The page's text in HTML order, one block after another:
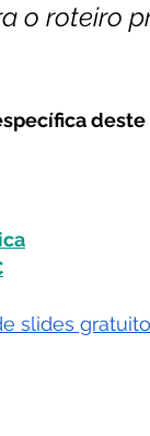
o roteiro
slides gratuito